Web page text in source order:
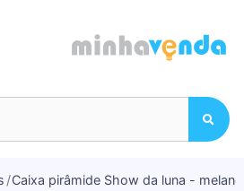
Caixa pirâmide Show da luna -